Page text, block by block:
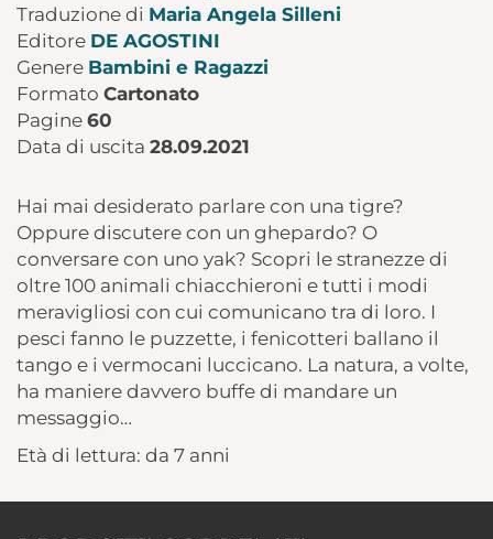
Traduzione di Maria Angela Silleni
Editore DE AGOSTINI
Genere Bambini e Ragazzi
Formato Cartonato
Pagine 60
Data di uscita 28.09.2021
Hai mai desiderato parlare con una tigre?
Oppure discutere con un ghepardo? O
conversare con uno yak? Scopri le stranezze di
oltre 100 animali chiacchieroni e tutti i modi
meravigliosi con cui comunicano tra di loro. I
pesci fanno le puzzette, i fenicotteri ballano il
tango e i vermocani luccicano. La natura, a volte,
ha maniere davvero buffe di mandare un
messaggio…
Età di lettura: da 7 anni